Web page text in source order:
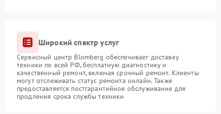
Широкий спектр услуг
Сервисный центр Blomberg обеспечивает доставку
техники по всей РФ, бесплатную диагностику и
качественный ремонт, включая срочный ремонт. Клиенты
могут отслеживать статус ремонта онлайн. Также
предоставляется постгарантийное обслуживание для
продления срока службы техники